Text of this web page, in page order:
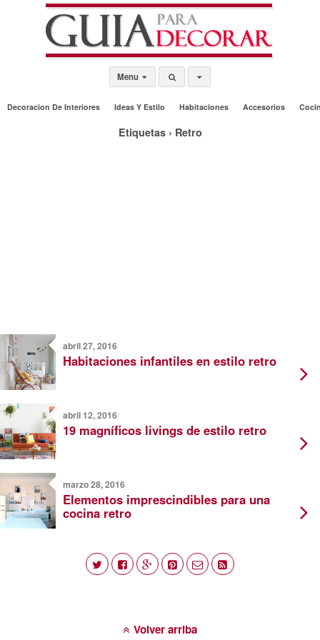
Menu
Decoracion De Interiores Ideas Y Estilo Habitaciones Accesorios
Etiquetas › Retro
abril 27, 2016
Habitaciones infantiles en estilo retro
abril 12, 2016
19 magníficos livings de estilo retro
marzo 28, 2016
Elementos imprescindibles para una
cocina retro
Volver arriba